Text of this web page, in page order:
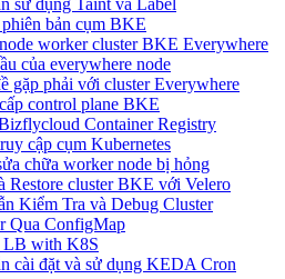
sử dụng Taint và Label
bản cụm BKE
worker cluster BKE Everywhere
của everywhere node
gặp phải với cluster Everywhere
control plane BKE
Container Registry
cập cụm Kubernetes
chữa worker node bị hỏng
Restore cluster BKE với Velero
Kiểm Tra và Debug Cluster
Qua ConfigMap
LB with K8S
cài đặt và sử dụng KEDA Cron